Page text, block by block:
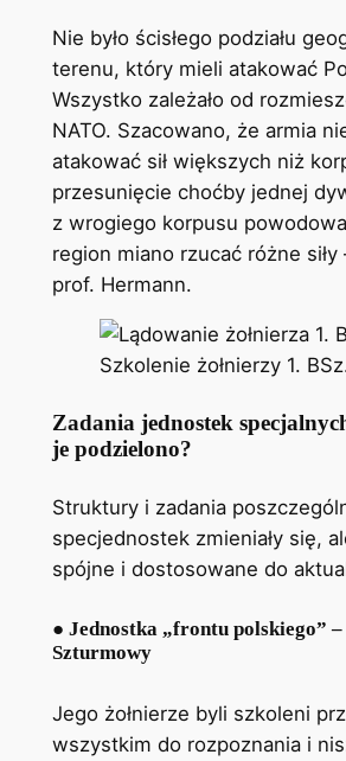
Nie było ścisłego podziału
terenu, który mieli atakować
Wszystko zależało od
NATO. Szacowano, że armia
atakować sił większych niż
przesunięcie choćby jednej
z wrogiego korpusu
region miano rzucać różne siły
prof. Hermann.
Szkolenie żołnierzy 1.
Zadania jednostek
je podzielono?
Struktury i zadania
specjednostek zmieniały się,
spójne i dostosowane do
● Jednostka „frontu polskiego”
Szturmowy
Jego żołnierze byli szkoleni
wszystkim do rozpoznania i